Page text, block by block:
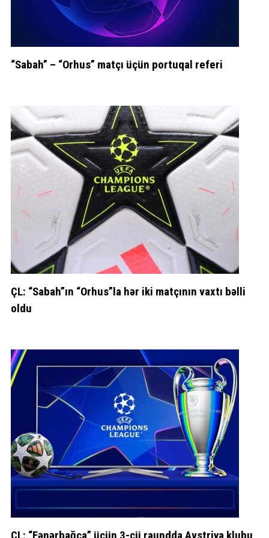
“Sabah” – “Orhus” matçı üçün portuqal referi
ÇL: “Sabah”ın “Orhus”la hər iki matçının vaxtı bəlli
oldu